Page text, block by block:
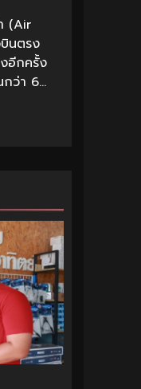
(Air
นตรง
อีกครั้ง
ว่า 6...